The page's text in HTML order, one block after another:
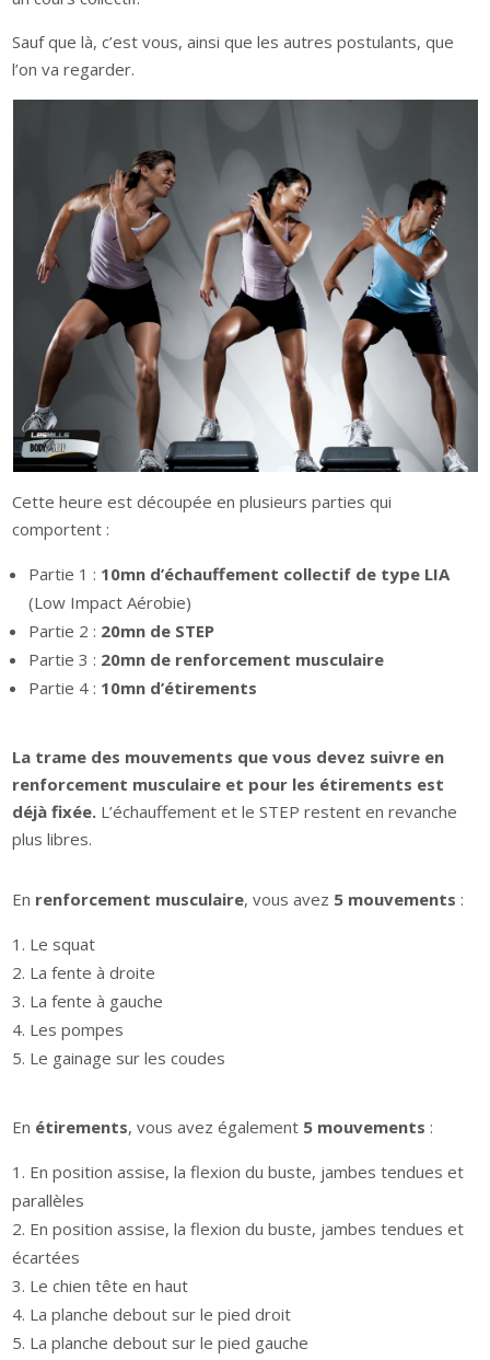
Sauf que là, c’est vous, ainsi que les autres postulants, que
l’on va regarder.
Cette heure est découpée en plusieurs parties qui
comportent :
Partie 1 : 10mn d’échauffement collectif de type LIA
(Low Impact Aérobie)
Partie 2 : 20mn de STEP
Partie 3 : 20mn de renforcement musculaire
Partie 4 : 10mn d’étirements
La trame des mouvements que vous devez suivre en
renforcement musculaire et pour les étirements est
déjà fixée. L’échauffement et le STEP restent en revanche
plus libres.
En renforcement musculaire, vous avez 5 mouvements :
Le squat
La fente à droite
La fente à gauche
Les pompes
Le gainage sur les coudes
En étirements, vous avez également 5 mouvements :
En position assise, la flexion du buste, jambes tendues et
parallèles
En position assise, la flexion du buste, jambes tendues et
écartées
Le chien tête en haut
La planche debout sur le pied droit
La planche debout sur le pied gauche